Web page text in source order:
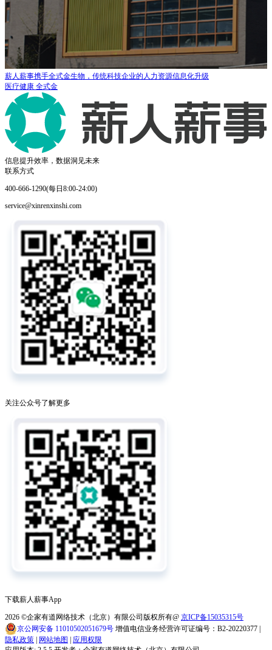
薪人薪事携手全式金生物，传统科技企业的人力资源信息化升级
医疗健康 全式金
信息提升效率，数据洞见未来
联系方式
400-666-1290(每日8:00-24:00)
service@xinrenxinshi.com
关注公众号了解更多
下载薪人薪事App
2026 ©企家有道网络技术（北京）有限公司版权所有@ 京ICP备15035315号
京公网安备 11010502051679号 增值电信业务经营许可证编号：B2-20220377 |
隐私政策
网站地图
应用权限